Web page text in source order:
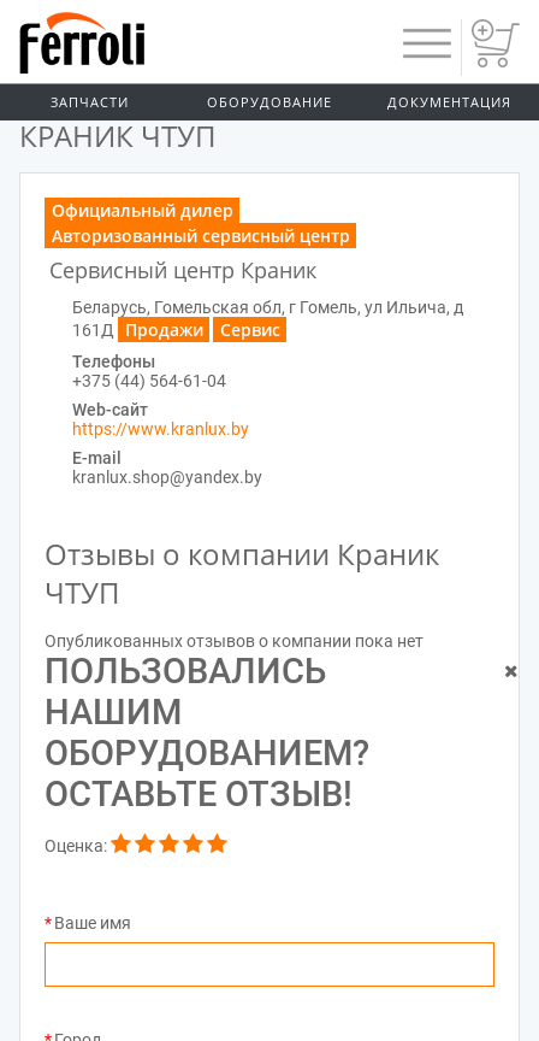
ЗАПЧАСТИ ОБОРУДОВАНИЕ ДОКУМЕНТАЦИЯ
ГЛАВНАЯ
КРАНИК ЧТУП
Официальный дилер
Авторизованный сервисный центр
Сервисный центр Краник
Беларусь, Гомельская обл, г Гомель, ул Ильича, д
161Д
Продажи Сервис
Телефоны
+375 (44) 564-61-04
Web-сайт
https://www.kranlux.by
E-mail
kranlux.shop@yandex.by
Отзывы о компании Краник
ЧТУП
Опубликованных отзывов о компании пока нет
ПОЛЬЗОВАЛИСЬ
НАШИМ
ОБОРУДОВАНИЕМ?
ОСТАВЬТЕ ОТЗЫВ!
Оценка:
Ваше имя